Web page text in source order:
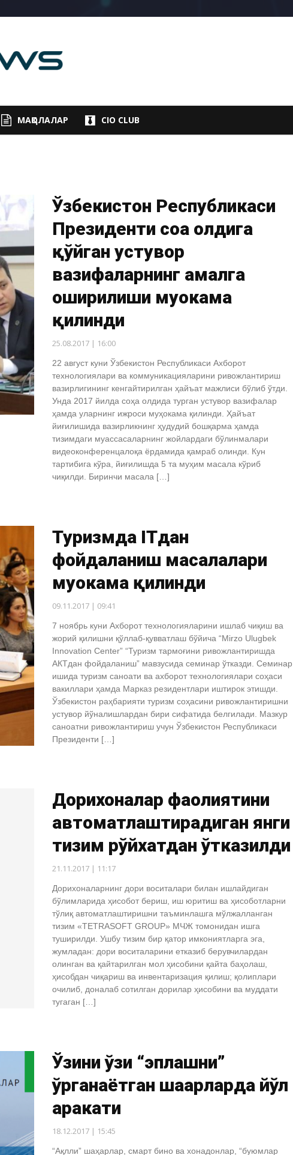
МАҚОЛАЛАР CIO CLUB
Ўзбекистон Республикаси
Президенти соҳа олдига
қўйган устувор
вазифаларнинг амалга
оширилиши муҳокама
қилинди
25.08.2017 | 16:00
22 август куни Ўзбекистон Республикаси Ахборот
технологиялари ва коммуникацияларини ривожлантириш
вазирлигининг кенгайтирилган ҳайъат мажлиси бўлиб ўтди.
Унда 2017 йилда соҳа олдида турган устувор вазифалар
ҳамда уларнинг ижроси муҳокама қилинди. Ҳайъат
йиғилишида вазирликнинг ҳудудий бошқарма ҳамда
тизимдаги муассасаларнинг жойлардаги бўлинмалари
видеоконференцалоқа ёрдамида қамраб олинди. Кун
тартибига кўра, йиғилишда 5 та муҳим масала кўриб
чиқилди. Биринчи масала […]
Туризмда ITдан
фойдаланиш масалалари
муҳокама қилинди
09.11.2017 | 09:41
7 ноябрь куни Ахборот технологияларини ишлаб чиқиш ва
жорий қилишни қўллаб-қувватлаш бўйича “Mirzo Ulugbek
Innovation Center” “Туризм тармоғини ривожлантиришда
АКТдан фойдаланиш” мавзусида семинар ўтказди. Семинар
ишида туризм саноати ва ахборот технологиялари соҳаси
вакиллари ҳамда Марказ резидентлари иштирок этишди.
Ўзбекистон раҳбарияти туризм соҳасини ривожлантиришни
устувор йўналишлардан бири сифатида белгилади. Мазкур
саноатни ривожлантириш учун Ўзбекистон Республикаси
Президенти […]
Дорихоналар фаолиятини
автоматлаштирадиган янги
тизим рўйхатдан ўтказилди
21.11.2017 | 11:17
Дорихоналарнинг дори воситалари билан ишлайдиган
бўлимларида ҳисобот бериш, иш юритиш ва ҳисоботларни
тўлиқ автоматлаштиришни таъминлашга мўлжалланган
тизим «TETRASOFT GROUP» МЧЖ томонидан ишга
туширилди. Ушбу тизим бир қатор имкониятларга эга,
жумладан: дори воситаларини етказиб берувчилардан
олинган ва қайтарилган мол ҳисобини қайта баҳолаш,
ҳисобдан чиқариш ва инвентаризация қилиш; қолиплари
очилиб, доналаб сотилган дорилар ҳисобини ва муддати
тугаган […]
Ўзини ўзи “эплашни”
ўрганаётган шаҳарларда йўл
ҳаракати
18.12.2017 | 15:45
“Ақлли” шаҳарлар, смарт бино ва хонадонлар, “буюмлар